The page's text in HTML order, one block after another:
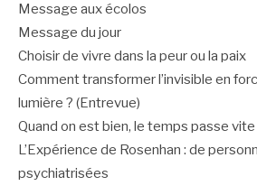
Message aux écolos
Message du jour
Choisir de vivre dans la peur ou la paix
Comment transformer l’invisible en
lumière ? (Entrevue)
Quand on est bien, le temps passe vite
L’Expérience de Rosenhan : de
psychiatrisées